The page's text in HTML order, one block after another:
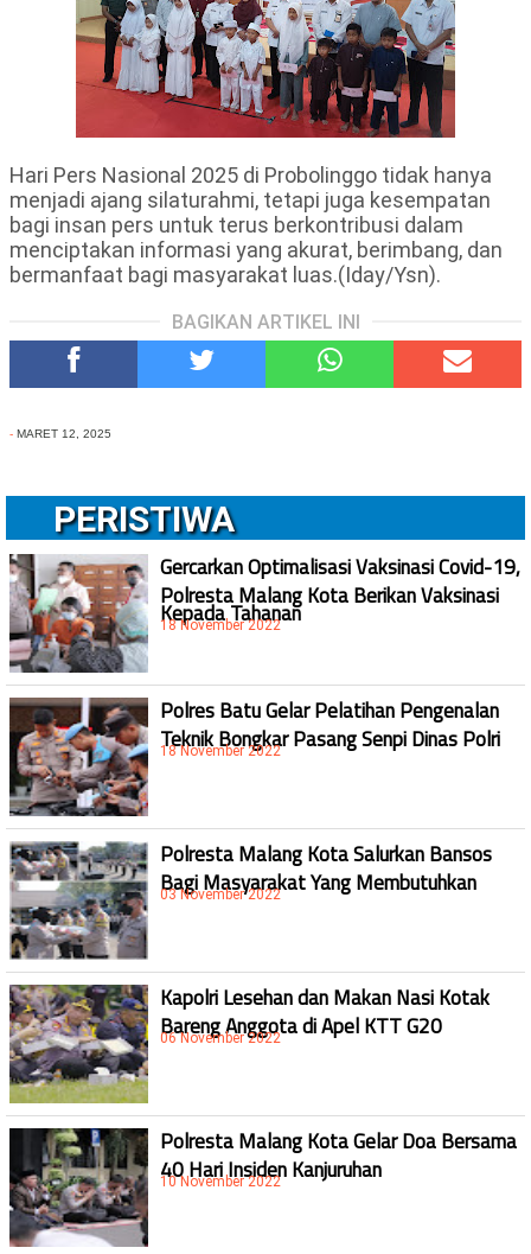
Hari Pers Nasional 2025 di Probolinggo tidak hanya
menjadi ajang silaturahmi, tetapi juga kesempatan
bagi insan pers untuk terus berkontribusi dalam
menciptakan informasi yang akurat, berimbang, dan
bermanfaat bagi masyarakat luas.(Iday/Ysn).
BAGIKAN ARTIKEL INI
- MARET 12, 2025
PERISTIWA
Gercarkan Optimalisasi Vaksinasi Covid-19,
Polresta Malang Kota Berikan Vaksinasi
Kepada Tahanan
18 November 2022
Polres Batu Gelar Pelatihan Pengenalan
Teknik Bongkar Pasang Senpi Dinas Polri
18 November 2022
Polresta Malang Kota Salurkan Bansos
Bagi Masyarakat Yang Membutuhkan
03 November 2022
Kapolri Lesehan dan Makan Nasi Kotak
Bareng Anggota di Apel KTT G20
06 November 2022
Polresta Malang Kota Gelar Doa Bersama
40 Hari Insiden Kanjuruhan
10 November 2022